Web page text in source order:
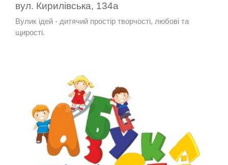
вул. Кирилівська, 134а
Вулик ідей - дитячий простір творчості, любові та
щирості.